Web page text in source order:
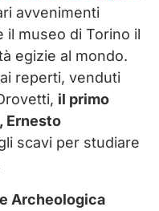
avvenimenti
il museo di Torino il
egizie al mondo.
reperti, venduti
il primo
Ernesto
scavi per studiare
Archeologica